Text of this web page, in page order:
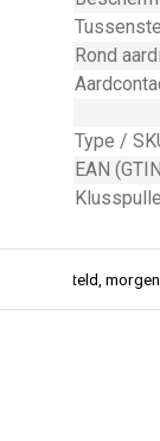
Rond
Type /
EAN
besteld, morgen in